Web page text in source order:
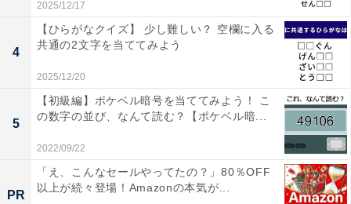
2025/12/17
4
【ひらがなクイズ】 少し難しい？ 空欄に入る
共通の2文字を当ててみよう
2025/12/20
5
【初級編】ポケベル暗号を当ててみよう！ こ
の数字の並び、なんて読む？【ポケベル暗...
2022/09/22
PR
「え、こんなセールやってたの？」80％OFF
以上が続々登場！Amazonの本気が...